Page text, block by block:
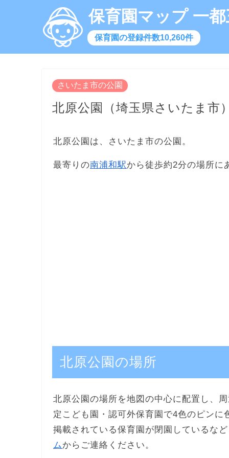
保育園マップ 一
保育園の登録件数10,260件
さいたま市の公園
北原公園（埼玉県さいたま市
北原公園は、さいたま市の公園。
最寄りの南浦和駅から徒歩約2分の場所に
北原公園の場所
北原公園の場所を地図の中心に配置し、
定こども園・認可外保育園で4色のピンに
掲載されている保育園が閉園しているな
ム からご連絡ください。